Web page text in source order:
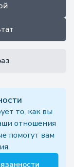
то, как вы
отношения
помогут вам